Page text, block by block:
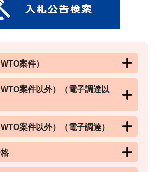
案件）
案件以外）（電子調達以
案件以外）（電子調達）